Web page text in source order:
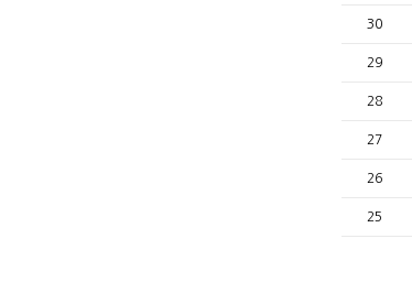
30
29
28
27
26
25